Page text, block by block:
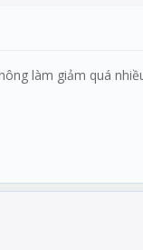
làm giảm quá